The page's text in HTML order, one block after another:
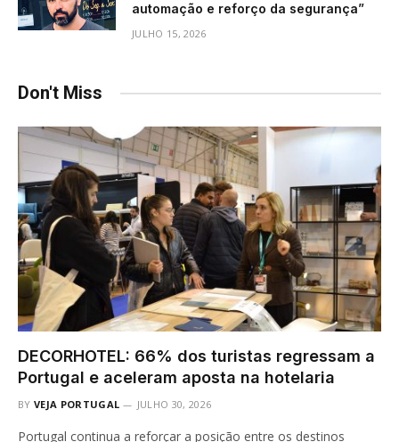
automação e reforço da segurança”
JULHO 15, 2026
Don't Miss
DECORHOTEL: 66% dos turistas regressam a
Portugal e aceleram aposta na hotelaria
BY VEJA PORTUGAL JULHO 30, 2026
Portugal continua a reforçar a posição entre os destinos